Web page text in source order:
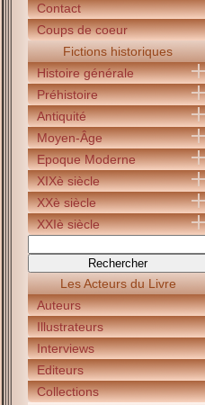
Contact
Coups de coeur
Fictions historiques
Histoire générale
Préhistoire
Antiquité
Moyen-Âge
Epoque Moderne
XIXè siècle
XXè siècle
XXIè siècle
Les Acteurs du Livre
Auteurs
Illustrateurs
Interviews
Editeurs
Collections